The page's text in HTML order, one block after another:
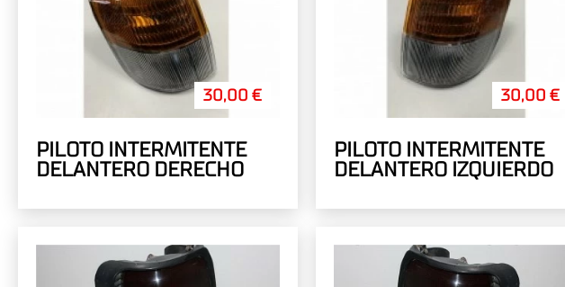
30,00 €
PILOTO INTERMITENTE
DELANTERO DERECHO
30,00 €
PILOTO INTERMITENTE
DELANTERO IZQUIERDO